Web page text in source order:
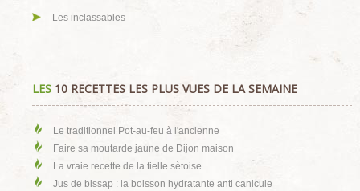
Les inclassables
LES 10 RECETTES LES PLUS VUES DE LA SEMAINE
Le traditionnel Pot-au-feu à l'ancienne
Faire sa moutarde jaune de Dijon maison
La vraie recette de la tielle sètoise
Jus de bissap : la boisson hydratante anti canicule